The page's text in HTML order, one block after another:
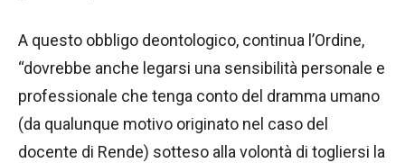
A questo obbligo deontologico, continua l’Ordine,
“dovrebbe anche legarsi una sensibilità personale e
professionale che tenga conto del dramma umano
(da qualunque motivo originato nel caso del
docente di Rende) sotteso alla volontà di togliersi la